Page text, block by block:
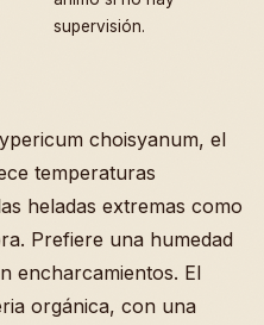
supervisión.
choisyanum, el
temperaturas
heladas extremas como
Prefiere una humedad
encharcamientos. El
orgánica, con una